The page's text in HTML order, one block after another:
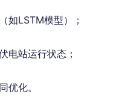
如LSTM模型）；
电站运行状态；
优化。